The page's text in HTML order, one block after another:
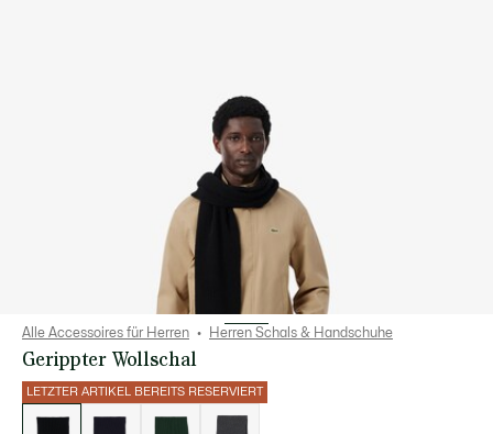
Alle Accessoires für Herren Herren Schals & Handschuhe
Gerippter Wollschal
LETZTER ARTIKEL BEREITS RESERVIERT
der